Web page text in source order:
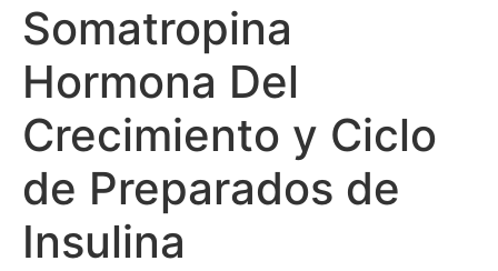
Somatropina
Hormona Del
Crecimiento y Ciclo
de Preparados de
Insulina